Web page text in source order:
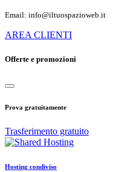
Email: info@iltuospazioweb.it
AREA CLIENTI
Offerte e promozioni
Prova gratuitamente
Trasferimento gratuito
Hosting condiviso